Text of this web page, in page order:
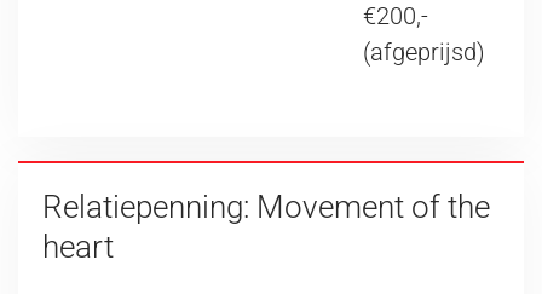
€200,-
(afgeprijsd)
Relatiepenning: Movement of the
heart